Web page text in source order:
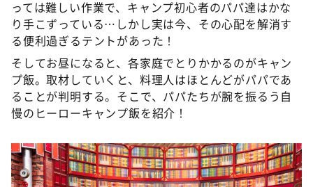
っては難しい作業で、キャンプ初心者のパパ達はかな
り手こずっている…しかし実は今、その心配を解消す
る便利過ぎるテントがあった！
そしてお昼になると、各家庭でとりかかるのがキャン
プ飯。取材していくと、料理人はほとんどがパパであ
ることが判明する。そこで、パパたちが腕を振るう自
慢のヒーローキャンプ飯を紹介！